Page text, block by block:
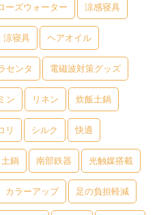
ーズウォーター 涼感寝具
涼寝具 ヘアオイル
センタ 電磁波対策グッズ
ン リネン 炊飯土鍋
リ シルク 快適
土鍋 南部鉄器 光触媒搭載
カラーアップ 足の負担軽減